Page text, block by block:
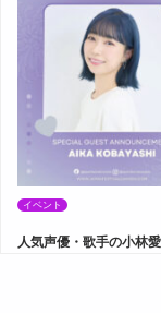
イベント
人気声優・歌手の小林